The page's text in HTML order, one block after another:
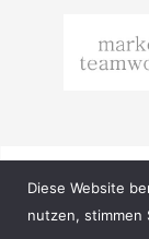
Diese Website
nutzen, stimmen